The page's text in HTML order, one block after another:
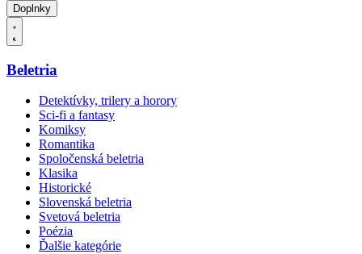
Doplnky
Beletria
Detektívky, trilery a horory
Sci-fi a fantasy
Komiksy
Romantika
Spoločenská beletria
Klasika
Historické
Slovenská beletria
Svetová beletria
Poézia
Ďalšie kategórie